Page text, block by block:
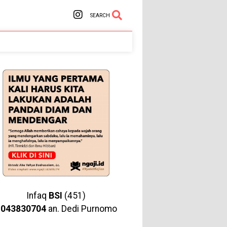
SEARCH
Infaq BSI (451)
an. Dedi Purnomo